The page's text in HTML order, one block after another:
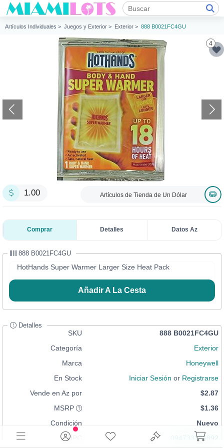
Artículos Individuales > Juegos y Exterior > Exterior > 888 B0021FC4GU
4
1.00 Artículos de Tienda de Un Dólar
Comprar Detalles Datos Az
888 B0021FC4GU
HotHands Super Warmer Larger Size Heat Pack
Añadir A La Cesta
Detalles
SKU
888 B0021FC4GU
Categoría
Exterior
Marca
Honeywell
En Stock
Iniciar Sesión or Registrarse
Vende en Az por
$2.87
MSRP
$1.36
Condición
Nuevo
UPC
094733155892